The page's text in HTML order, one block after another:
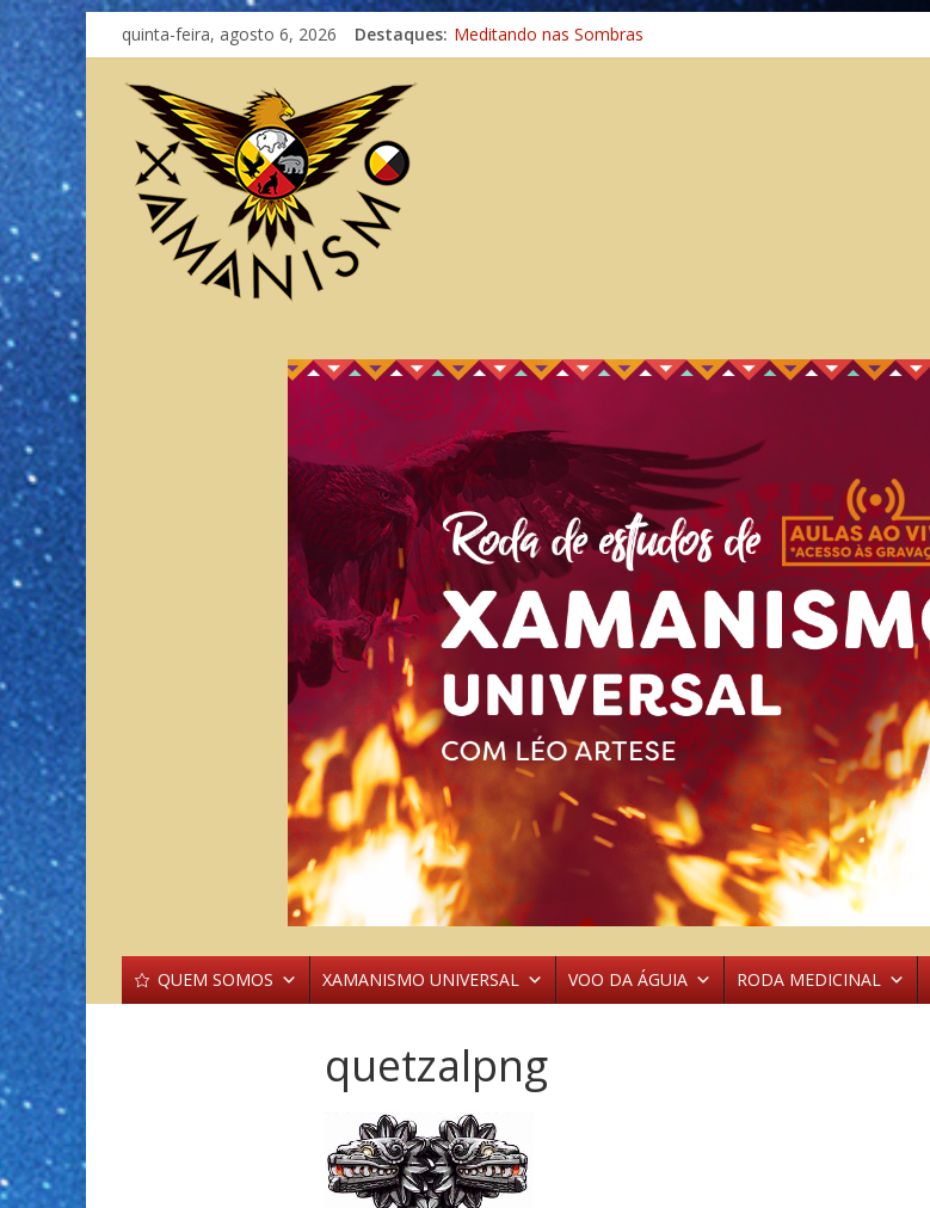
quinta-feira, agosto 6, 2026 Destaques: Meditando nas Sombras
Autosuficiência: A Jornada do Espírito Ancestral
QUEM SOMOS XAMANISMO UNIVERSAL VOO DA ÁGUIA RODA MEDICINAL
quetzalpng